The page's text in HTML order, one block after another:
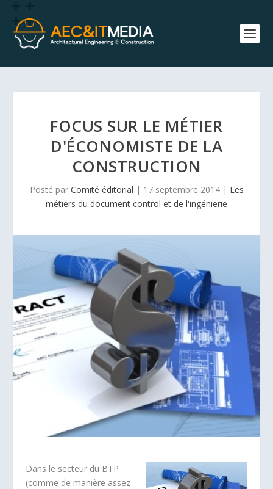
FOCUS SUR LE MÉTIER
D'ÉCONOMISTE DE LA
CONSTRUCTION
Posté par Comité éditorial | 17 septembre 2014| Les
métiers du document control et de l'ingénierie
Dans le secteur du BTP
(comme de manière assez